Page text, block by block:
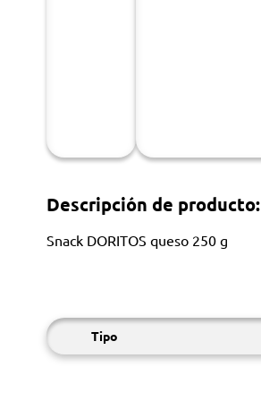
Descripción de producto:
Snack DORITOS queso 250 g
Tipo